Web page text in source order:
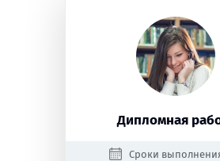
Дипломная
Сроки